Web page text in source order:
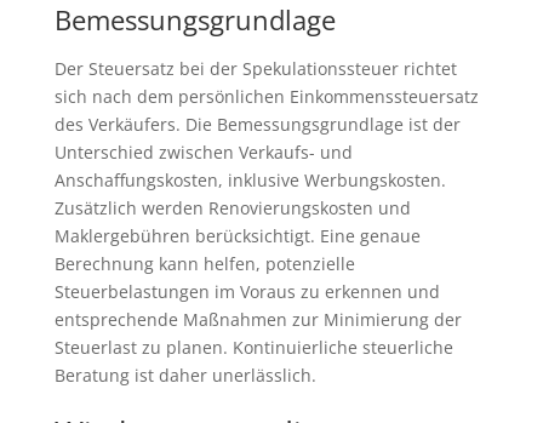
Bemessungsgrundlage
Der Steuersatz bei der Spekulationssteuer richtet
sich nach dem persönlichen Einkommenssteuersatz
des Verkäufers. Die Bemessungsgrundlage ist der
Unterschied zwischen Verkaufs- und
Anschaffungskosten, inklusive Werbungskosten.
Zusätzlich werden Renovierungskosten und
Maklergebühren berücksichtigt. Eine genaue
Berechnung kann helfen, potenzielle
Steuerbelastungen im Voraus zu erkennen und
entsprechende Maßnahmen zur Minimierung der
Steuerlast zu planen. Kontinuierliche steuerliche
Beratung ist daher unerlässlich.